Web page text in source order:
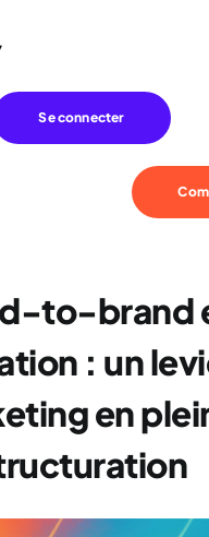
Se connecter
to-brand
: un
en